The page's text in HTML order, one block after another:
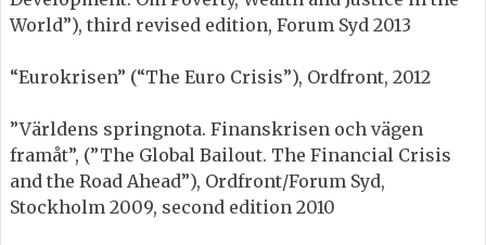
World”), third revised edition, Forum Syd 2013
“Eurokrisen” (“The Euro Crisis”), Ordfront, 2012
”Världens springnota. Finanskrisen och vägen
framåt”, (”The Global Bailout. The Financial Crisis
and the Road Ahead”), Ordfront/Forum Syd,
Stockholm 2009, second edition 2010